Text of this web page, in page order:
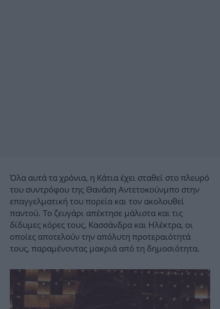
Όλα αυτά τα χρόνια, η Κάτια έχει σταθεί στο πλευρό
του συντρόφου της Θανάση Αντετοκούνμπο στην
επαγγελματική του πορεία και τον ακολουθεί
παντού. Το ζευγάρι απέκτησε μάλιστα και τις
δίδυμες κόρες τους, Κασσάνδρα και Ηλέκτρα, οι
οποίες αποτελούν την απόλυτη προτεραιότητά
τους, παραμένοντας μακριά από τη δημοσιότητα.